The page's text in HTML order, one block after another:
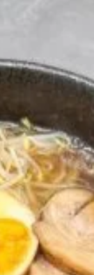
Dịch Vụ Ăn Uống